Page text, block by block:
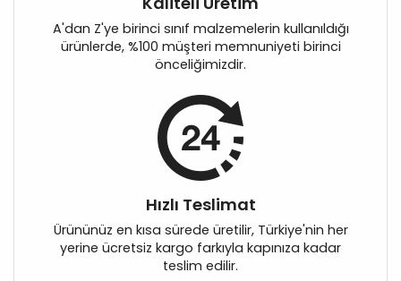
A'dan Z'ye birinci sınıf malzemelerin kullanıldığı
ürünlerde, %100 müşteri memnuniyeti birinci
önceliğimizdir.
Hızlı Teslimat
Ürününüz en kısa sürede üretilir, Türkiye'nin her
yerine ücretsiz kargo farkıyla kapınıza kadar
teslim edilir.